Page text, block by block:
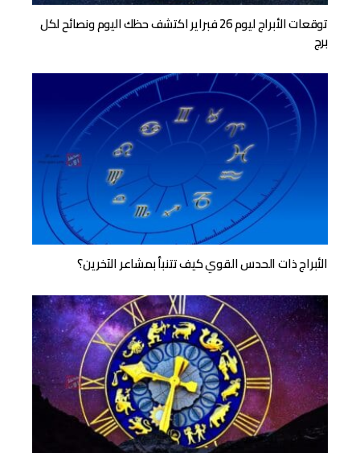
توقعات الأبراج ليوم 26 فبراير اكتشف حظك اليوم ونصائح لكل
برج
الأبراج ذات الحدس القوي كيف تتنبأ بمشاعر الآخرين؟